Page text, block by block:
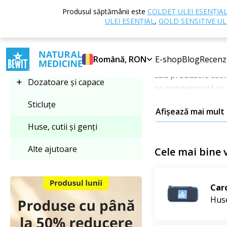
Produsul săptămânii este COLDET ULEI ESENȚIAL
ULEI ESENȚIAL, GOLD SENSITIVE
Română, RON E-shopBlog
Huse, cutii și genți
Dozatoare și capace
Sticluțe
Huse, cutii și genți
Alte ajutoare
cutii și genți
Huse, cutii și
Husele, cutiile și
sau produsele
se armonizează
Oferta include
Depozitare
Claritate și
Afișează mai mult
Cele mai bine